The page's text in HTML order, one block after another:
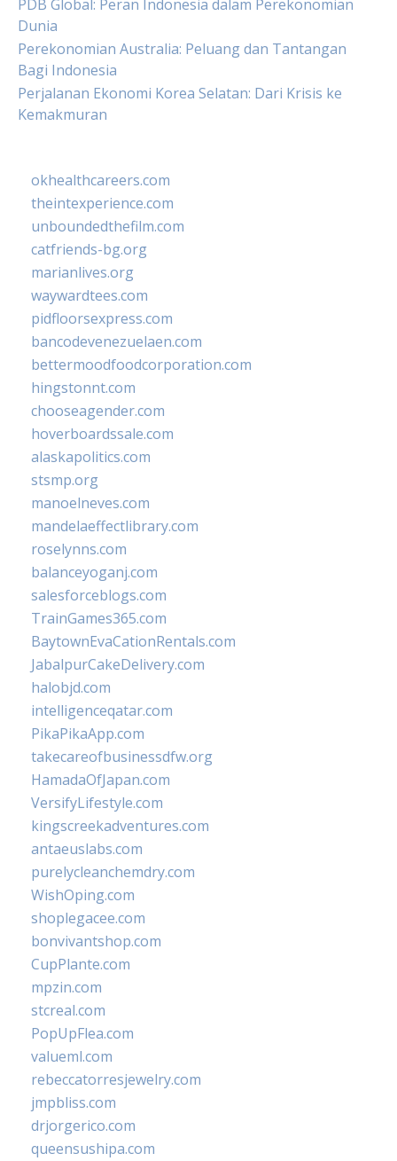
PDB Global: Peran Indonesia dalam Perekonomian
Dunia
Perekonomian Australia: Peluang dan Tantangan
Bagi Indonesia
Perjalanan Ekonomi Korea Selatan: Dari Krisis ke
Kemakmuran
okhealthcareers.com
theintexperience.com
unboundedthefilm.com
catfriends-bg.org
marianlives.org
waywardtees.com
pidfloorsexpress.com
bancodevenezuelaen.com
bettermoodfoodcorporation.com
hingstonnt.com
chooseagender.com
hoverboardssale.com
alaskapolitics.com
stsmp.org
manoelneves.com
mandelaeffectlibrary.com
roselynns.com
balanceyoganj.com
salesforceblogs.com
TrainGames365.com
BaytownEvaCationRentals.com
JabalpurCakeDelivery.com
halobjd.com
intelligenceqatar.com
PikaPikaApp.com
takecareofbusinessdfw.org
HamadaOfJapan.com
VersifyLifestyle.com
kingscreekadventures.com
antaeuslabs.com
purelycleanchemdry.com
WishOping.com
shoplegacee.com
bonvivantshop.com
CupPlante.com
mpzin.com
stcreal.com
PopUpFlea.com
valueml.com
rebeccatorresjewelry.com
jmpbliss.com
drjorgerico.com
queensushipa.com